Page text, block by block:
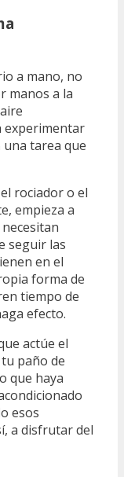
a mano, no
manos a la
experimentar
tarea que
rociador o el
empieza a
seguir las
en el
forma de
tiempo de
efecto.
actúe el
paño de
que haya
esos
a disfrutar del